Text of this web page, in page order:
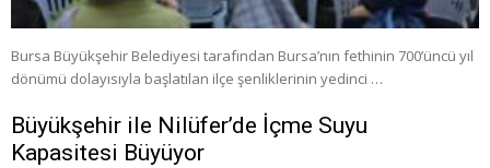
Bursa Büyükşehir Belediyesi tarafından Bursa’nın fethinin 700’üncü yıl
dönümü dolayısıyla başlatılan ilçe şenliklerinin yedinci …
Büyükşehir ile Nilüfer’de İçme Suyu
Kapasitesi Büyüyor